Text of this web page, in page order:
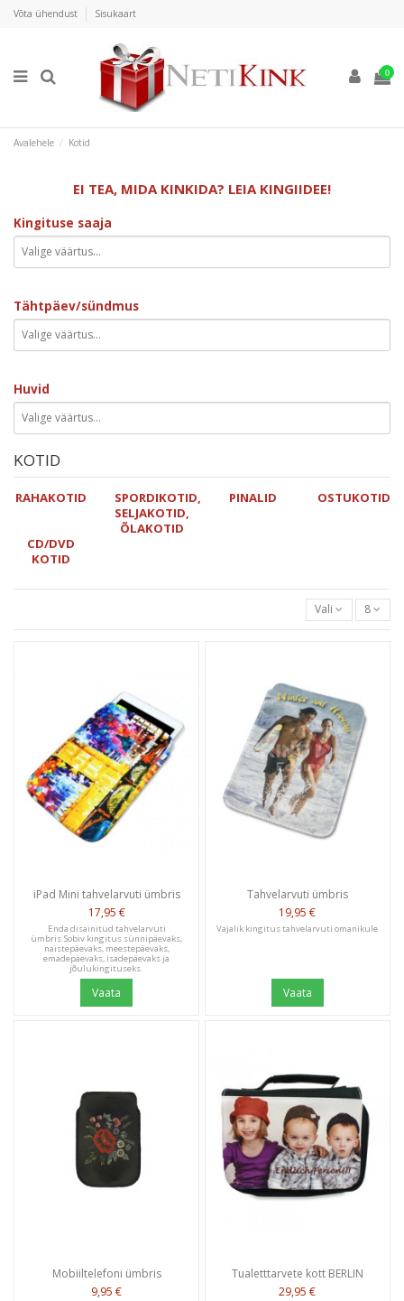
Võta ühendust Sisukaart
0
Avalehele Kotid
EI TEA, MIDA KINKIDA? LEIA KINGIIDEE!
Kingituse saaja
Tähtpäev/sündmus
Huvid
KOTID
RAHAKOTID
SPORDIKOTID,
SELJAKOTID,
ÕLAKOTID
PINALID OSTUKOTID
CD/DVD
KOTID
Vali 8
iPad Mini tahvelarvuti ümbris
17,95 €
Enda disainitud tahvelarvuti
ümbris.Sobiv kingitus sünnipäevaks,
naistepäevaks, meestepäevaks,
emadepäevaks, isadepäevaks ja
jõulukingituseks.
Vaata
Tahvelarvuti ümbris
19,95 €
Vajalik kingitus tahvelarvuti omanikule
Vaata
Mobiiltelefoni ümbris
9,95 €
Tualetttarvete kott BERLIN
29,95 €